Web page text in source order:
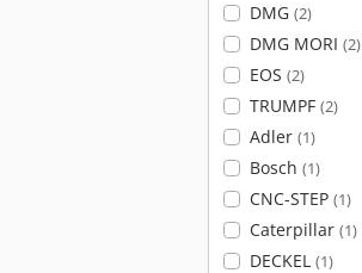
DMG (2)
DMG MORI (2)
EOS (2)
TRUMPF (2)
Adler (1)
Bosch (1)
CNC-STEP (1)
Caterpillar (1)
DECKEL (1)